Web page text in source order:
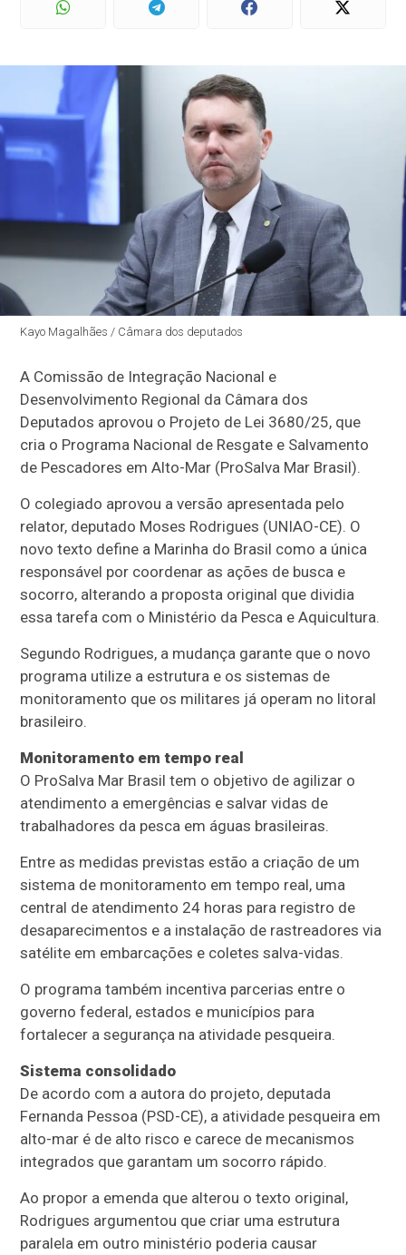
Kayo Magalhães / Câmara dos deputados
A Comissão de Integração Nacional e
Desenvolvimento Regional da Câmara dos
Deputados aprovou o Projeto de Lei 3680/25, que
cria o Programa Nacional de Resgate e Salvamento
de Pescadores em Alto-Mar (ProSalva Mar Brasil).
O colegiado aprovou a versão apresentada pelo
relator, deputado Moses Rodrigues (UNIAO-CE). O
novo texto define a Marinha do Brasil como a única
responsável por coordenar as ações de busca e
socorro, alterando a proposta original que dividia
essa tarefa com o Ministério da Pesca e Aquicultura.
Segundo Rodrigues, a mudança garante que o novo
programa utilize a estrutura e os sistemas de
monitoramento que os militares já operam no litoral
brasileiro.
Monitoramento em tempo real
O ProSalva Mar Brasil tem o objetivo de agilizar o
atendimento a emergências e salvar vidas de
trabalhadores da pesca em águas brasileiras.
Entre as medidas previstas estão a criação de um
sistema de monitoramento em tempo real, uma
central de atendimento 24 horas para registro de
desaparecimentos e a instalação de rastreadores via
satélite em embarcações e coletes salva-vidas.
O programa também incentiva parcerias entre o
governo federal, estados e municípios para
fortalecer a segurança na atividade pesqueira.
Sistema consolidado
De acordo com a autora do projeto, deputada
Fernanda Pessoa (PSD-CE), a atividade pesqueira em
alto-mar é de alto risco e carece de mecanismos
integrados que garantam um socorro rápido.
Ao propor a emenda que alterou o texto original,
Rodrigues argumentou que criar uma estrutura
paralela em outro ministério poderia causar